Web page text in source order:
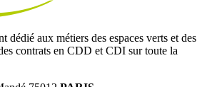
dédié aux métiers des espaces verts et des
contrats en CDD et CDI sur toute la